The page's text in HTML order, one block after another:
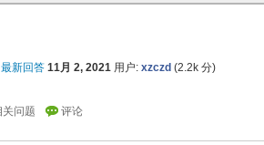
最新回答 11月 2, 2021 用户: xzczd (2.2k 分)